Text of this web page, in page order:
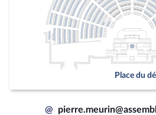
Place du
@